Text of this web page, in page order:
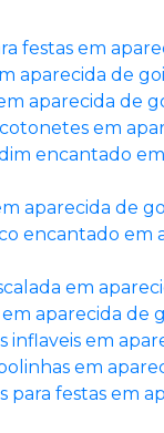
festas em
aparecida de
aparecida de
em
encantado
aparecida de
encantado em
em
aparecida de
inflaveis em
em
para festas em